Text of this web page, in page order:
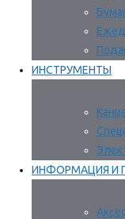
ИНСТРУМЕНТЫ
ИНФОРМАЦИЯ И